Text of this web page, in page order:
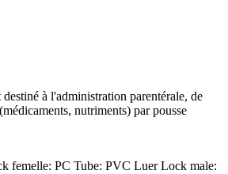
à l'administration parentérale, de
nutriments) par pousse
femelle: PC Tube: PVC Luer Lock male: